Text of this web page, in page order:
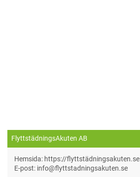
FlyttstädningsAkuten AB
Hemsida: https://flyttstädningsakuten.se
E-post: info@flyttstadningsakuten.se